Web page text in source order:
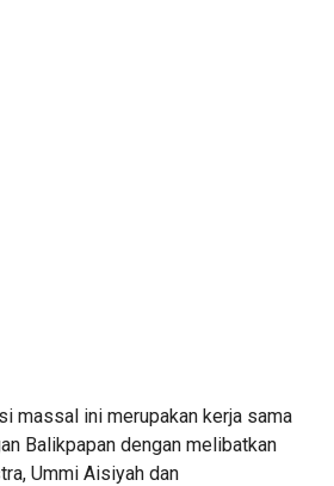
massal ini merupakan kerja sama
Balikpapan dengan melibatkan
Ummi Aisiyah dan